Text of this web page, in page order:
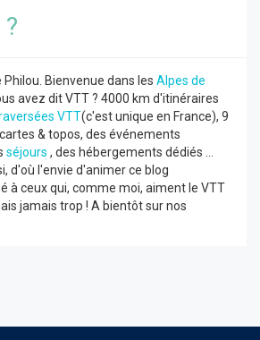
Philou. Bienvenue dans les Alpes de
avez dit VTT ? 4000 km d'itinéraires
VTT(c'est unique en France), 9
& topos, des événements
séjours , des hébergements dédiés ...
d'où l'envie d'animer ce blog
à ceux qui, comme moi, aiment le VTT
jamais trop ! A bientôt sur nos